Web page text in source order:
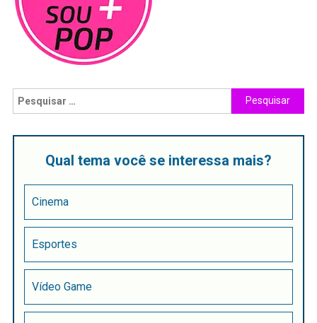
Qual tema você se interessa mais?
Cinema
Esportes
Vídeo Game